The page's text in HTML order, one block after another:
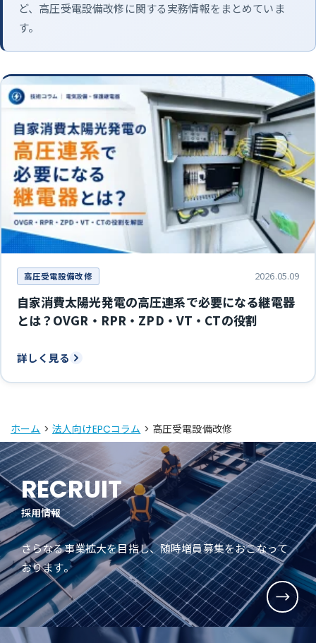
ど、高圧受電設備改修に関する実務情報をまとめていま
す。
高圧受電設備改修 2026.05.09
自家消費太陽光発電の高圧連系で必要になる継電器
とは？OVGR・RPR・ZPD・VT・CTの役割
詳しく見る
ホーム > 法人向けEPCコラム > 高圧受電設備改修
RECRUIT
採用情報
さらなる事業拡大を目指し、随時増員募集をおこなって
おります。